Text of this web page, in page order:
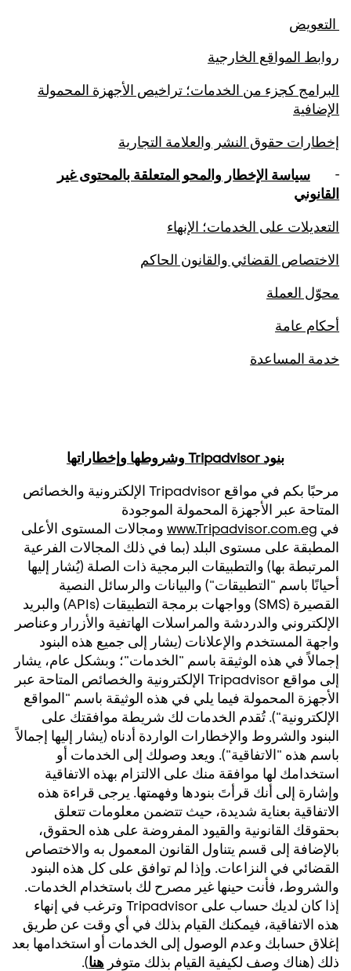
التعويض
روابط المواقع الخارجية
البرامج كجزء من الخدمات؛ تراخيص الأجهزة المحمولة
الإضافية
إخطارات حقوق النشر والعلامة التجارية
- سياسة الإخطار والمحو المتعلقة بالمحتوى غير
القانوني
التعديلات على الخدمات؛ الإنهاء
الاختصاص القضائي والقانون الحاكم
محوّل العملة
أحكام عامة
خدمة المساعدة
بنود Tripadvisor وشروطها وإخطاراتها
مرحبًا بكم في مواقع Tripadvisor الإلكترونية والخصائص
المتاحة عبر الأجهزة المحمولة الموجودة
في www.Tripadvisor.com.eg ومجالات المستوى الأعلى
المطبقة على مستوى البلد (بما في ذلك المجالات الفرعية
المرتبطة بها) والتطبيقات البرمجية ذات الصلة (يُشار إليها
أحيانًا باسم "التطبيقات") والبيانات والرسائل النصية
القصيرة (SMS) وواجهات برمجة التطبيقات (APIs) والبريد
الإلكتروني والدردشة والمراسلات الهاتفية والأزرار وعناصر
واجهة المستخدم والإعلانات (يشار إلى جميع هذه البنود
إجمالاً في هذه الوثيقة باسم "الخدمات"؛ وبشكل عام، يشار
إلى مواقع Tripadvisor الإلكترونية والخصائص المتاحة عبر
الأجهزة المحمولة فيما يلي في هذه الوثيقة باسم "المواقع
الإلكترونية"). تُقدم الخدمات لك شريطة موافقتك على
البنود والشروط والإخطارات الواردة أدناه (يشار إليها إجمالاً
باسم هذه "الاتفاقية"). ويعد وصولك إلى الخدمات أو
استخدامك لها موافقة منك على الالتزام بهذه الاتفاقية
وإشارة إلى أنك قرأتَ بنودها وفهمتها. يرجى قراءة هذه
الاتفاقية بعناية شديدة، حيث تتضمن معلومات تتعلق
بحقوقك القانونية والقيود المفروضة على هذه الحقوق،
بالإضافة إلى قسم يتناول القانون المعمول به والاختصاص
القضائي في النزاعات. وإذا لم توافق على كل هذه البنود
والشروط، فأنت حينها غير مصرح لك باستخدام الخدمات.
إذا كان لديك حساب على Tripadvisor وترغب في إنهاء
هذه الاتفاقية، فيمكنك القيام بذلك في أي وقت عن طريق
إغلاق حسابك وعدم الوصول إلى الخدمات أو استخدامها بعد
ذلك (هناك وصف لكيفية القيام بذلك متوفر هنا).